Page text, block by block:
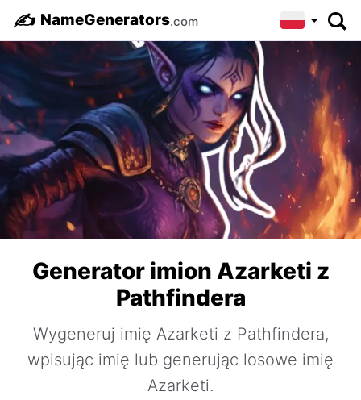
✍️ NameGenerators.com
Generator imion Azarketi z
Pathfindera
Wygeneruj imię Azarketi z Pathfindera,
wpisując imię lub generując losowe imię
Azarketi.